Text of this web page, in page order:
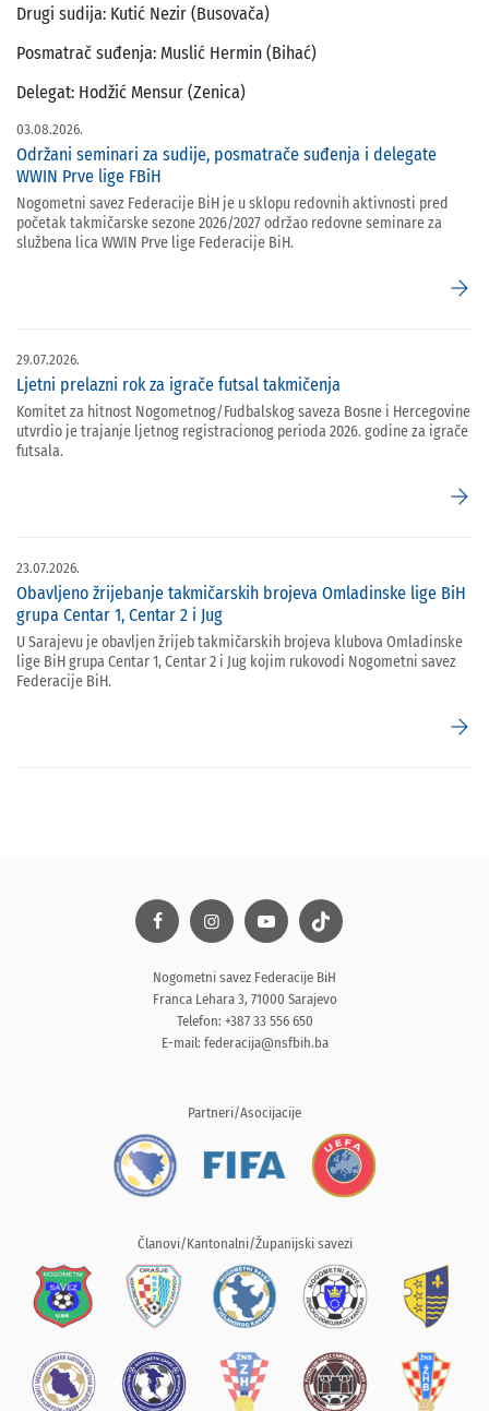
Drugi sudija: Kutić Nezir (Busovača)
Posmatrač suđenja: Muslić Hermin (Bihać)
Delegat: Hodžić Mensur (Zenica)
03.08.2026.
Održani seminari za sudije, posmatrače suđenja i delegate
WWIN Prve lige FBiH
Nogometni savez Federacije BiH je u sklopu redovnih aktivnosti pred
početak takmičarske sezone 2026/2027 održao redovne seminare za
službena lica WWIN Prve lige Federacije BiH.
arrow_forward
29.07.2026.
Ljetni prelazni rok za igrače futsal takmičenja
Komitet za hitnost Nogometnog/Fudbalskog saveza Bosne i Hercegovine
utvrdio je trajanje ljetnog registracionog perioda 2026. godine za igrače
futsala.
arrow_forward
23.07.2026.
Obavljeno žrijebanje takmičarskih brojeva Omladinske lige BiH
grupa Centar 1, Centar 2 i Jug
U Sarajevu je obavljen žrijeb takmičarskih brojeva klubova Omladinske
lige BiH grupa Centar 1, Centar 2 i Jug kojim rukovodi Nogometni savez
Federacije BiH.
arrow_forward
Nogometni savez Federacije BiH
Franca Lehara 3, 71000 Sarajevo
Telefon: +387 33 556 650
E-mail: federacija@nsfbih.ba
Partneri/Asocijacije
Članovi/Kantonalni/Županijski savezi